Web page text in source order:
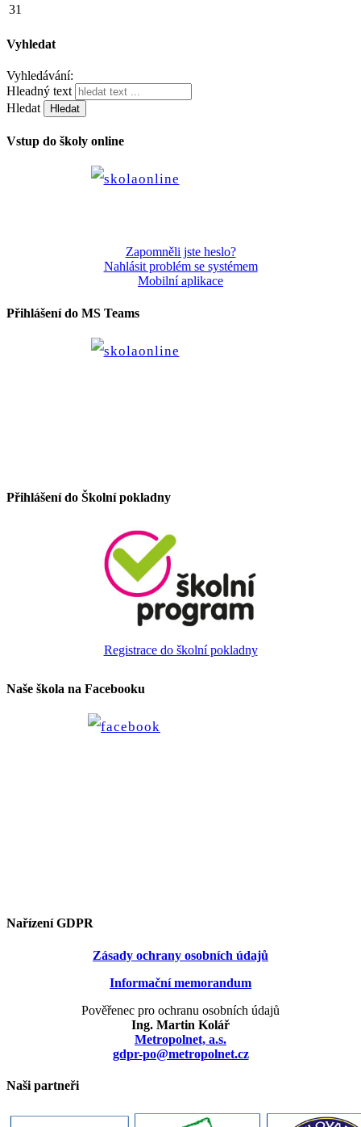
31
Vyhledat
Vyhledávání:
Hleadný text
Hledat
Vstup do školy online
Zapomněli jste heslo?
Nahlásit problém se systémem
Mobilní aplikace
Přihlášení do MS Teams
Přihlášení do Školní pokladny
Registrace do školní pokladny
Naše škola na Facebooku
Nařízení GDPR
Zásady ochrany osobních údajů
Informační memorandum
Pověřenec pro ochranu osobních údajů
Ing. Martin Kolář
Metropolnet, a.s.
gdpr-po@metropolnet.cz
Naši partneři